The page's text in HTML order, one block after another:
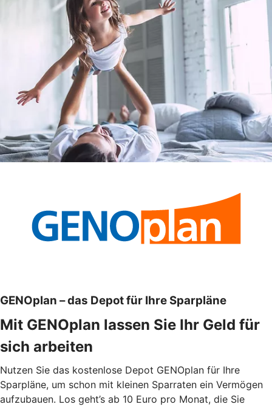
GENOplan – das Depot für Ihre Sparpläne
Mit GENOplan lassen Sie Ihr Geld für
sich arbeiten
Nutzen Sie das kostenlose Depot GENOplan für Ihre
Sparpläne, um schon mit kleinen Sparraten ein Vermögen
aufzubauen. Los geht’s ab 10 Euro pro Monat, die Sie